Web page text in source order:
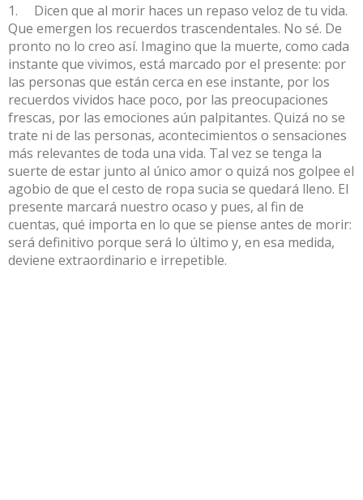
1. Dicen que al morir haces un repaso veloz de tu vida.
Que emergen los recuerdos trascendentales. No sé. De
pronto no lo creo así. Imagino que la muerte, como cada
instante que vivimos, está marcado por el presente: por
las personas que están cerca en ese instante, por los
recuerdos vividos hace poco, por las preocupaciones
frescas, por las emociones aún palpitantes. Quizá no se
trate ni de las personas, acontecimientos o sensaciones
más relevantes de toda una vida. Tal vez se tenga la
suerte de estar junto al único amor o quizá nos golpee el
agobio de que el cesto de ropa sucia se quedará lleno. El
presente marcará nuestro ocaso y pues, al fin de
cuentas, qué importa en lo que se piense antes de morir:
será definitivo porque será lo último y, en esa medida,
deviene extraordinario e irrepetible.